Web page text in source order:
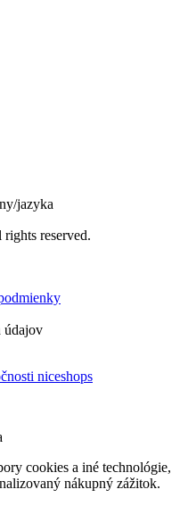
jazyka
reserved.
údajov
niceshops
cookies a iné technológie,
nákupný zážitok.